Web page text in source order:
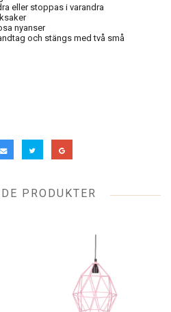
eller stoppas i varandra
nyanser
och stängs med två små
PRODUKTER